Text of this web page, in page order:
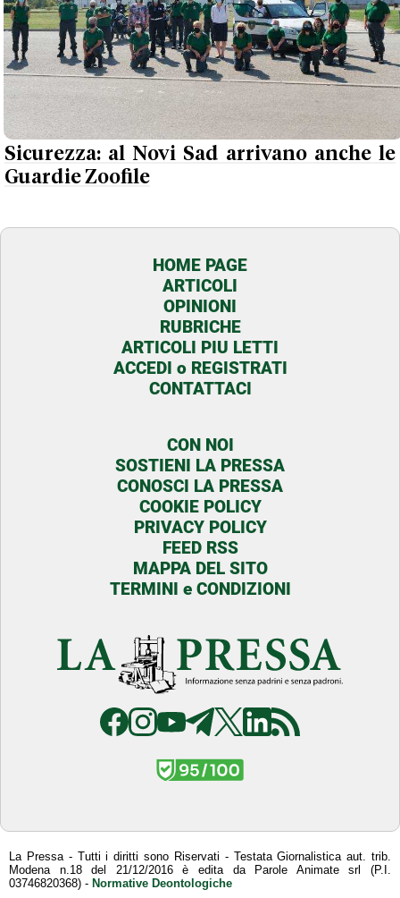
Sicurezza: al Novi Sad arrivano anche le
Guardie Zoofile
HOME PAGE
ARTICOLI
OPINIONI
RUBRICHE
ARTICOLI PIU LETTI
ACCEDI o REGISTRATI
CONTATTACI
CON NOI
SOSTIENI LA PRESSA
CONOSCI LA PRESSA
COOKIE POLICY
PRIVACY POLICY
FEED RSS
MAPPA DEL SITO
TERMINI e CONDIZIONI
La Pressa - Tutti i diritti sono Riservati - Testata Giornalistica aut. trib.
Modena n.18 del 21/12/2016 è edita da Parole Animate srl (P.I.
03746820368) - Normative Deontologiche